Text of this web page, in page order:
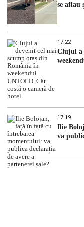
se aflau
17:22
Clujul a
17:19
Ilie
va